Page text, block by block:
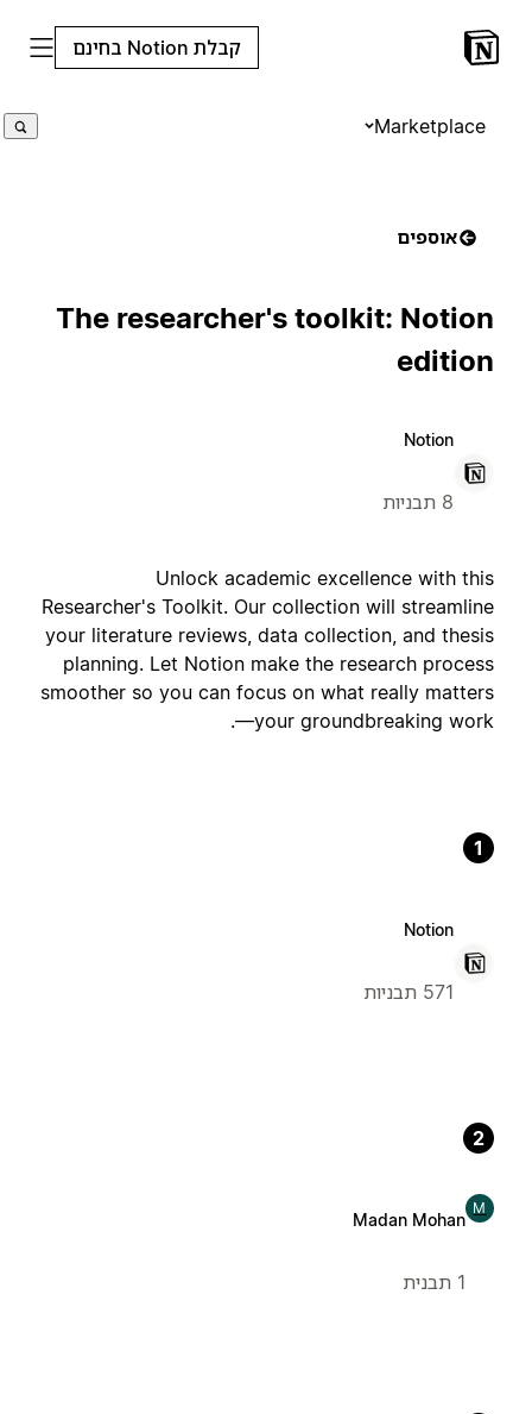
קבלת Notion בחינם
Marketplace
אוספים
The researcher's toolkit: Notion
edition
Notion
8 תבניות
Unlock academic excellence with this
Researcher's Toolkit. Our collection will streamline
your literature reviews, data collection, and thesis
planning. Let Notion make the research process
smoother so you can focus on what really matters
—your groundbreaking work.
1
Notion
571 תבניות
2
M
Madan Mohan
1 תבנית